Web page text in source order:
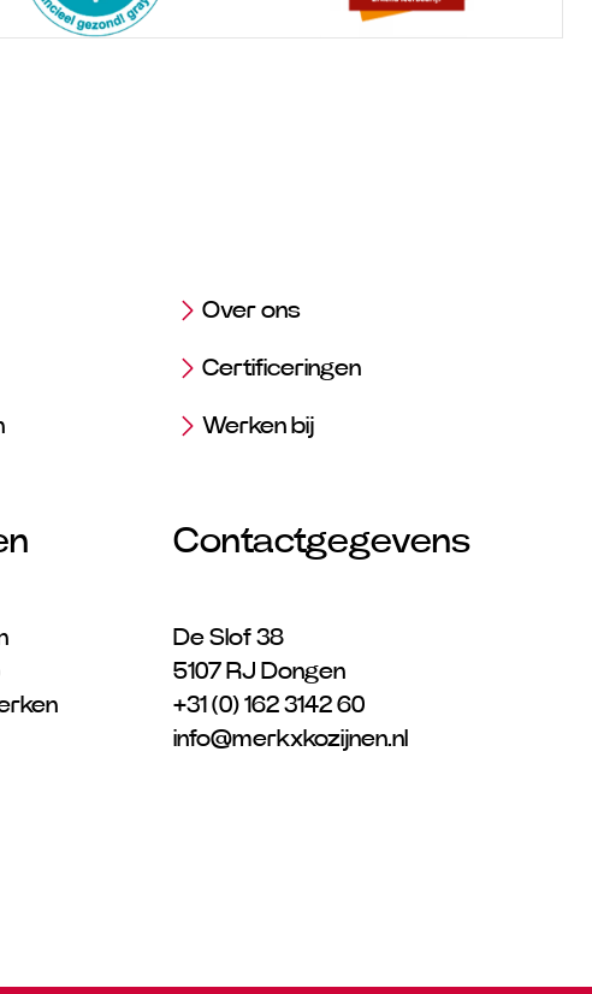
Over ons
Certificeringen
Werken bij
Contactgegevens
De Slof 38
5107 RJ Dongen
+31 (0) 162 3142 60
info@merkxkozijnen.nl